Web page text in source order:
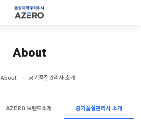
메뉴 건너뛰기
About 공기품질관리사 소개
About
AZERO 브랜드소개 공기품질관리사 소개